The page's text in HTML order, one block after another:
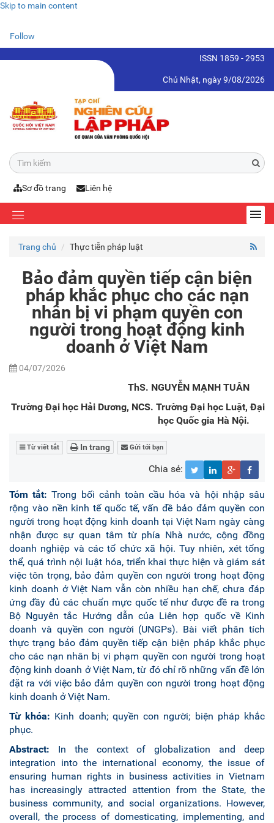
Skip to main content
Follow
ISSN 1859 - 2953
Chủ Nhật, ngày 9/08/2026
Sơ đồ trang Liên hệ
Trang chủ Thực tiễn pháp luật
Bảo đảm quyền tiếp cận biện
pháp khắc phục cho các nạn
nhân bị vi phạm quyền con
người trong hoạt động kinh
doanh ở Việt Nam
04/07/2026
ThS. NGUYỄN MẠNH TUÂN
Trường Đại học Hải Dương, NCS. Trường Đại học Luật, Đại
học Quốc gia Hà Nội.
Từ viết tắt In trang Gửi tới bạn
Chia sẻ:
Tóm tắt:Trong bối cảnh toàn cầu hóa và hội nhập sâu
rộng vào nền kinh tế quốc tế, vấn đề bảo đảm quyền con
người trong hoạt động kinh doanh tại Việt Nam ngày càng
nhận được sự quan tâm từ phía Nhà nước, cộng đồng
doanh nghiệp và các tổ chức xã hội. Tuy nhiên, xét tổng
thể, quá trình nội luật hóa, triển khai thực hiện và giám sát
việc tôn trọng, bảo đảm quyền con người trong hoạt động
kinh doanh ở Việt Nam vẫn còn nhiều hạn chế, chưa đáp
ứng đầy đủ các chuẩn mực quốc tế như được đề ra trong
Bộ Nguyên tắc Hướng dẫn của Liên hợp quốc về Kinh
doanh và quyền con người (UNGPs). Bài viết phân tích
thực trạng bảo đảm quyền tiếp cận biện pháp khắc phục
cho các nạn nhân bị vi phạm quyền con người trong hoạt
động kinh doanh ở Việt Nam, từ đó chỉ rõ những vấn đề lớn
đặt ra với việc bảo đảm quyền con người trong hoạt động
kinh doanh ở Việt Nam.
Từ khóa: Kinh doanh; quyền con người; biện pháp khắc
phục.
Abstract: In the context of globalization and deep
integration into the international economy, the issue of
ensuring human rights in business activities in Vietnam
has increasingly attracted attention from the State, the
business community, and social organizations. However,
overall, the process of domesticating, implementing, and